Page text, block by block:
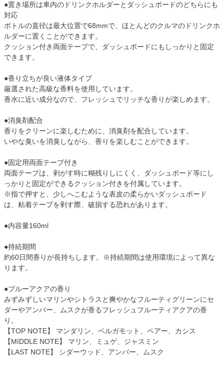
●置き場所は車内のドリンクホルダーとダッシュボードのどちらにも
対応
ボトルの直径は最大位置で68mmで、ほとんどのクルマのドリンクホ
ルダーに置くことができます。
クッション付き両面テープで、ダッシュボードにもしっかりと固定
できます。
●香り立ちが良い液体タイプ
厳選された高級な香料を使用しています。
香水に近い成分なので、フレッシュでリッチな香りが楽しめます。
●消臭剤配合
香りをクリーンに楽しむために、消臭剤を配合しています。
いやな臭いを消臭しながら、香りを楽しむことができます。
●固定用両面テープ付き
両面テープは、剥がす時に糊残りしにくく、ダッシュボード等にし
っかりと固定ができるクッション付きを付属しています。
※指で押すと、少しへこむような表皮の柔らかいダッシュボード
は、粘着テープを剥す際、破損する恐れがあります。
●内容量160ml
●持続期間
約60日間香りが長持ちします。※持続期間は使用環境によって異な
ります。
●ブルーアクアの香り
みずみずしいマリンやシトラスと爽やかなフルーティグリーンにセ
ダーやアンバー、ムスクが香るフレッシュフルーティアクアの香
り。
【TOP NOTE】 マンダリン、ベルガモット、ペアー、カシス
【MIDDLE NOTE】 マリン、ミュゲ、ジャスミン
【LAST NOTE】 シダーウッド、アンバー、ムスク